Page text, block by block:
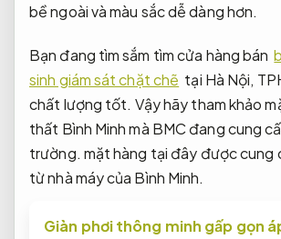
bề ngoài và màu sắc dễ dàng hơn.
Bạn đang tìm sắm tìm cửa hàng bán
sinh giám sát chặt chẽ tại Hà Nội,
chất lượng tốt. Vậy hãy tham khảo
thất Bình Minh mà BMC đang cung
trường. mặt hàng tại đây được cung
từ nhà máy của Bình Minh.
Giàn phơi thông minh gấp gọn